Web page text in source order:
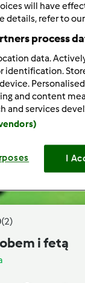
(2)
i fetą
will have
details, refer to
process
data.
identification.
and content
and services
I